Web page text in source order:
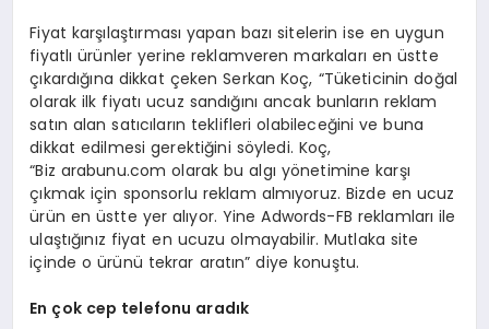
Fiyat karşılaştırması yapan bazı sitelerin ise en uygun
fiyatlı ürünler yerine reklamveren markaları en üstte
çıkardığına dikkat çeken Serkan Koç, “Tüketicinin doğal
olarak ilk fiyatı ucuz sandığını ancak bunların reklam
satın alan satıcıların teklifleri olabileceğini ve buna
dikkat edilmesi gerektiğini söyledi. Koç,
“Biz arabunu.com olarak bu algı yönetimine karşı
çıkmak için sponsorlu reklam almıyoruz. Bizde en ucuz
ürün en üstte yer alıyor. Yine Adwords-FB reklamları ile
ulaştığınız fiyat en ucuzu olmayabilir. Mutlaka site
içinde o ürünü tekrar aratın” diye konuştu.
En çok cep telefonu aradık